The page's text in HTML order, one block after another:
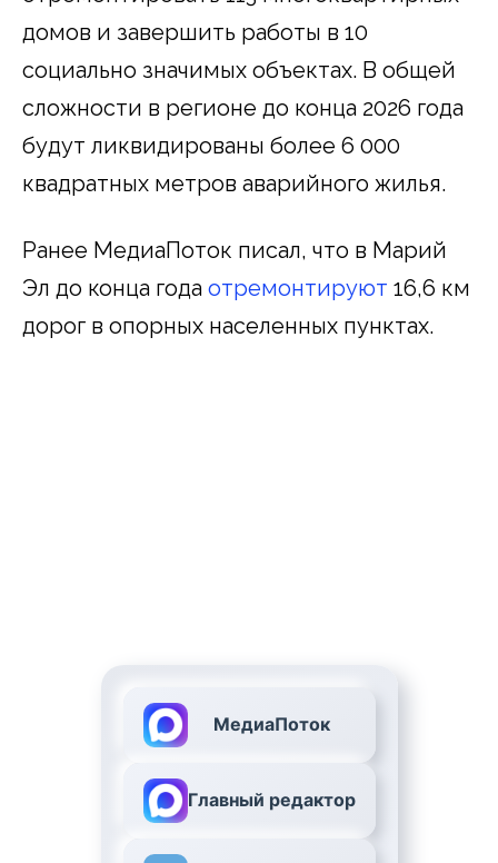
домов и завершить работы в 10
социально значимых объектах. В общей
сложности в регионе до конца 2026 года
будут ликвидированы более 6 000
квадратных метров аварийного жилья.
Ранее МедиаПоток писал, что в Марий
Эл до конца года отремонтируют 16,6 км
дорог в опорных населенных пунктах.
МедиаПоток
Главный редактор